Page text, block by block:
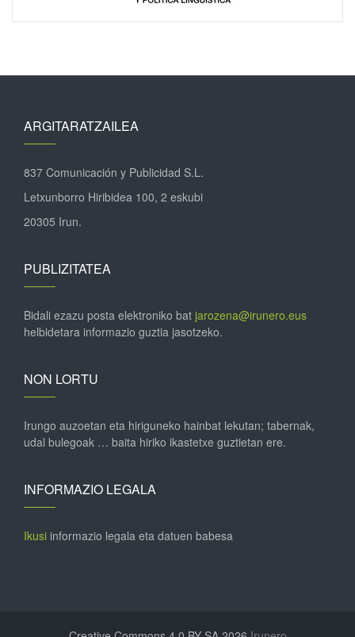
ARGITARATZAILEA
837 Comunicación y Publicidad S.L.
Letxunborro Hiribidea 100, 2 eskubi
20305 Irun.
PUBLIZITATEA
Bidali ezazu posta elektroniko bat jarozena@irunero.eus
helbidetara informazio guztia jasotzeko.
NON LORTU
Irungo auzoetan eta hiriguneko hainbat lekutan; tabernak,
udal bulegoak … baita hiriko ikastetxe guztietan ere.
INFORMAZIO LEGALA
Ikusi informazio legala eta datuen babesa